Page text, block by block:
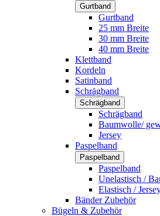
Gurtband
Gurtband
25 mm Breite
30 mm Breite
40 mm Breite
Klettband
Kordeln
Satinband
Schrägband
Schrägband
Schrägband
Baumwolle/
Jersey
Paspelband
Paspelband
Paspelband
Unelastisch /
Elastisch /
Bänder Zubehör
Bügeln & Zubehör